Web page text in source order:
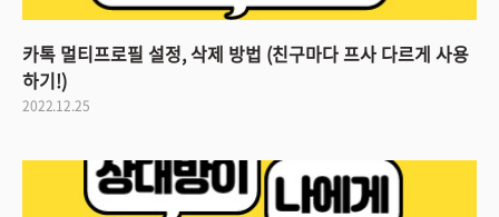
카톡 멀티프로필 설정, 삭제 방법 (친구마다 프사 다르게 사용
하기!)
2022.12.25